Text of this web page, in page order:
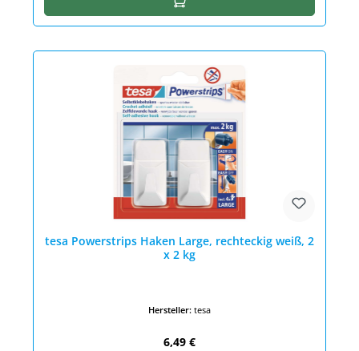
tesa Powerstrips Haken Large, rechteckig weiß, 2
x 2 kg
Hersteller: tesa
Regulärer Preis:
6,49 €